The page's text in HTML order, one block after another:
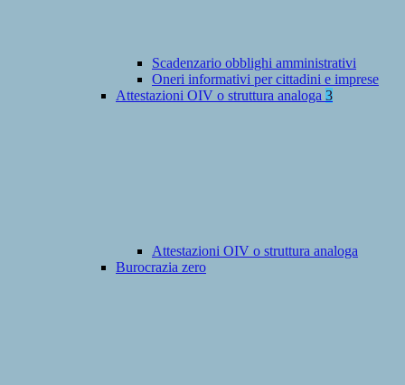
Scadenzario obblighi amministrativi
Oneri informativi per cittadini e imprese
Attestazioni OIV o struttura analoga 3
Attestazioni OIV o struttura analoga
Burocrazia zero